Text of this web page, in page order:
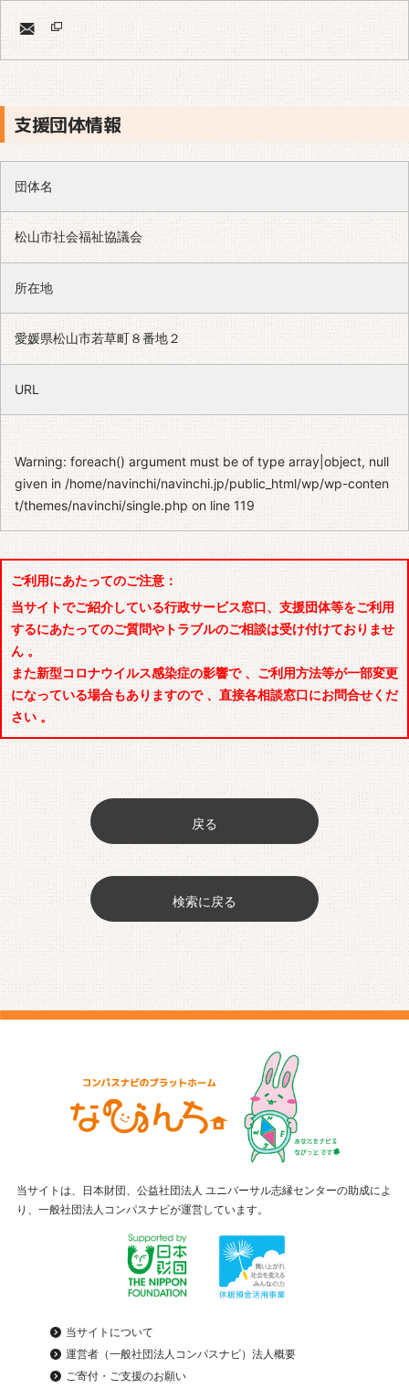
支援団体情報
団体名
松山市社会福祉協議会
所在地
愛媛県松山市若草町８番地２
URL
Warning: foreach() argument must be of type array|object, null
given in/home/navinchi/navinchi.jp/public_html/wp/wp-conten
t/themes/navinchi/single.php on line119
ご利用にあたってのご注意：
当サイトでご紹介している行政サービス窓口、支援団体等をご利用
するにあたってのご質問やトラブルのご相談は受け付けておりませ
ん 。
また新型コロナウイルス感染症の影響で 、ご利用方法等が一部変更
になっている場合もありますので 、直接各相談窓口にお問合せくだ
さい 。
戻る
検索に戻る
当サイトは、日本財団、公益社団法人 ユニバーサル志縁センターの助成によ
り、一般社団法人コンパスナビが運営しています。
当サイトについて
運営者（一般社団法人コンパスナビ）法人概要
ご寄付・ご支援のお願い